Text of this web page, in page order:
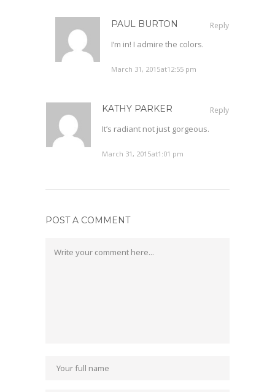
PAUL BURTON Reply
I’m in! I admire the colors.
March 31, 2015at12:55 pm
KATHY PARKER Reply
It’s radiant not just gorgeous.
March 31, 2015at1:01 pm
POST A COMMENT